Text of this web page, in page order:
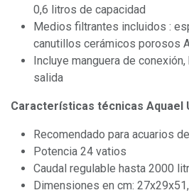
0,6 litros de capacidad
Medios filtrantes incluidos :
canutillos cerámicos porosos
Incluye manguera de
salida
Características técnicas Aquael
Recomendado para acuarios
Potencia 24 vatios
Caudal regulable hasta 2000
Dimensiones en cm: